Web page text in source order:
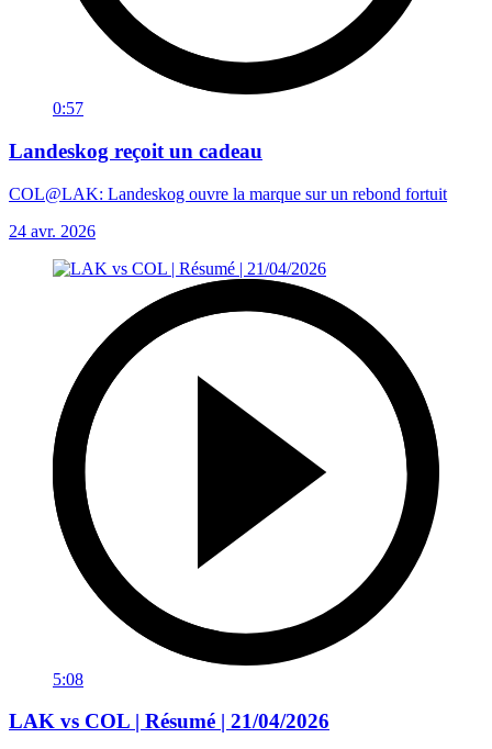
0:57
Landeskog reçoit un cadeau
COL@LAK: Landeskog ouvre la marque sur un rebond fortuit
24 avr. 2026
5:08
LAK vs COL | Résumé | 21/04/2026